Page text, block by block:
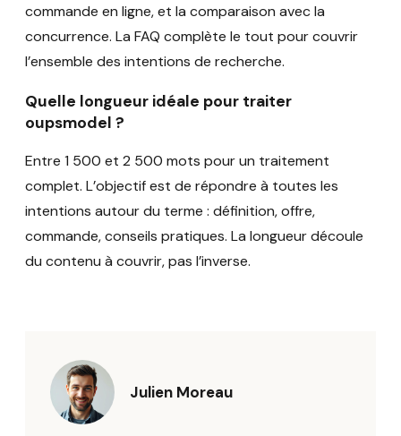
commande en ligne, et la comparaison avec la
concurrence. La FAQ complète le tout pour couvrir
l’ensemble des intentions de recherche.
Quelle longueur idéale pour traiter
oupsmodel ?
Entre 1 500 et 2 500 mots pour un traitement
complet. L’objectif est de répondre à toutes les
intentions autour du terme : définition, offre,
commande, conseils pratiques. La longueur découle
du contenu à couvrir, pas l’inverse.
Julien Moreau